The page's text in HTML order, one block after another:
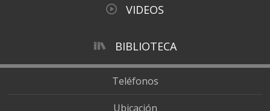
VIDEOS
BIBLIOTECA
Teléfonos
Ubicación